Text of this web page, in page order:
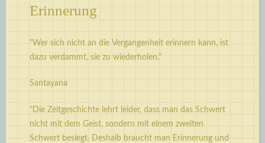
Erinnerung
"Wer sich nicht an die Vergangenheit erinnern kann, ist
dazu verdammt, sie zu wiederholen."
Santayana
"Die Zeitgeschichte lehrt leider, dass man das Schwert
nicht mit dem Geist, sondern mit einem zweiten
Schwert besiegt. Deshalb braucht man Erinnerung und